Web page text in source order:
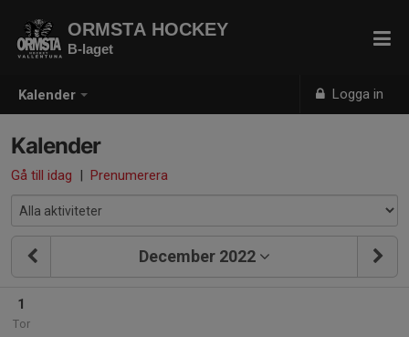
Kalender Logga in
ORMSTA HOCKEY
B-laget
Kalender
Gå till idag | Prenumerera
December 2022
1
Tor